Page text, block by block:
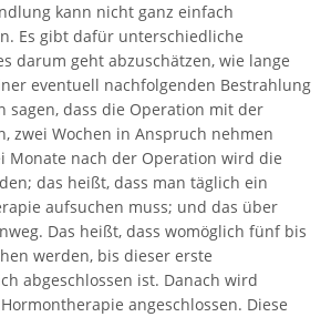
kann nicht ganz einfach
Es gibt dafür unterschiedliche
darum geht abzuschätzen, wie lange
eventuell nachfolgenden Bestrahlung
sagen, dass die Operation mit der
zwei Wochen in Anspruch nehmen
Monate nach der Operation wird die
das heißt, dass man täglich ein
aufsuchen muss; und das über
Das heißt, dass womöglich fünf bis
werden, bis dieser erste
abgeschlossen ist. Danach wird
angeschlossen. Diese